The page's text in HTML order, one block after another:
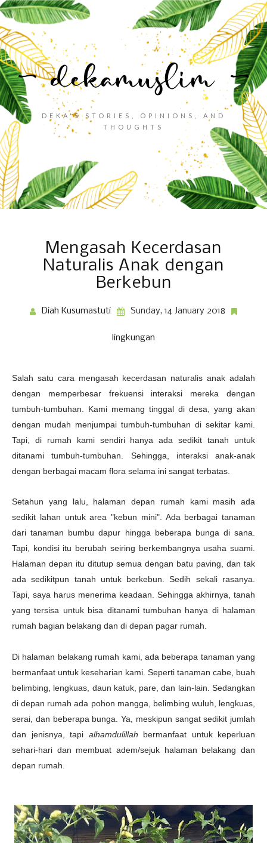
DEKA'S STORIES, OPINIONS, AND
THOUGHTS
Mengasah Kecerdasan
Naturalis Anak dengan
Berkebun
Diah Kusumastuti Sunday, 14 January 2018
lingkungan
Salah satu cara mengasah kecerdasan naturalis anak adalah
dengan memperbesar frekuensi interaksi mereka dengan
tumbuh-tumbuhan. Kami memang tinggal di desa, yang akan
dengan mudah menjumpai tumbuh-tumbuhan di sekitar kami.
Tapi, di rumah kami sendiri hanya ada sedikit tanah untuk
ditanami tumbuh-tumbuhan. Sehingga, interaksi anak-anak
dengan berbagai macam flora selama ini sangat terbatas.
Setahun yang lalu, halaman depan rumah kami masih ada
sedikit lahan untuk area "kebun mini". Ada berbagai tanaman
dari tanaman bumbu dapur hingga beberapa bunga di sana.
Tapi, kondisi itu berubah seiring berkembangnya usaha suami.
Halaman depan itu ditutup semua dengan batu paving, dan tak
ada sedikitpun tanah untuk berkebun. Sedih sekali rasanya.
Tapi, saya harus menerima keadaan. Sehingga akhirnya, tanah
yang tersisa untuk bisa ditanami tumbuhan hanya di halaman
rumah bagian belakang dan di depan pagar rumah.
Di halaman belakang rumah kami, ada beberapa tanaman yang
bermanfaat untuk keseharian kami. Seperti tanaman cabe, buah
belimbing, lengkuas, daun katuk, pare, dan lain-lain. Sedangkan
di depan rumah ada pohon mangga, belimbing wuluh, lengkuas,
serai, dan beberapa bunga. Ya, meskipun sangat sedikit jumlah
dan jenisnya, tapi alhamdulillah bermanfaat untuk keperluan
sehari-hari dan membuat adem/sejuk halaman belakang dan
depan rumah.